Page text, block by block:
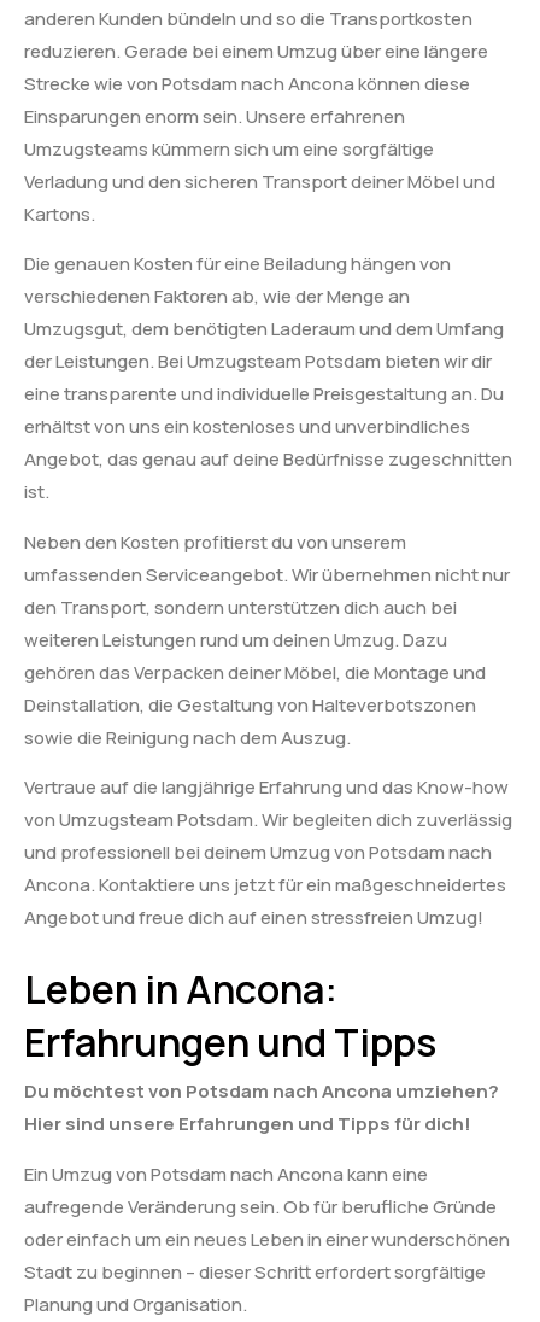
anderen Kunden bündeln und so die Transportkosten
reduzieren. Gerade bei einem Umzug über eine längere
Strecke wie von Potsdam nach Ancona können diese
Einsparungen enorm sein. Unsere erfahrenen
Umzugsteams kümmern sich um eine sorgfältige
Verladung und den sicheren Transport deiner Möbel und
Kartons.
Die genauen Kosten für eine Beiladung hängen von
verschiedenen Faktoren ab, wie der Menge an
Umzugsgut, dem benötigten Laderaum und dem Umfang
der Leistungen. Bei Umzugsteam Potsdam bieten wir dir
eine transparente und individuelle Preisgestaltung an. Du
erhältst von uns ein kostenloses und unverbindliches
Angebot, das genau auf deine Bedürfnisse zugeschnitten
ist.
Neben den Kosten profitierst du von unserem
umfassenden Serviceangebot. Wir übernehmen nicht nur
den Transport, sondern unterstützen dich auch bei
weiteren Leistungen rund um deinen Umzug. Dazu
gehören das Verpacken deiner Möbel, die Montage und
Deinstallation, die Gestaltung von Halteverbotszonen
sowie die Reinigung nach dem Auszug.
Vertraue auf die langjährige Erfahrung und das Know-how
von Umzugsteam Potsdam. Wir begleiten dich zuverlässig
und professionell bei deinem Umzug von Potsdam nach
Ancona. Kontaktiere uns jetzt für ein maßgeschneidertes
Angebot und freue dich auf einen stressfreien Umzug!
Leben in Ancona:
Erfahrungen und Tipps
Du möchtest von Potsdam nach Ancona umziehen?
Hier sind unsere Erfahrungen und Tipps für dich!
Ein Umzug von Potsdam nach Ancona kann eine
aufregende Veränderung sein. Ob für berufliche Gründe
oder einfach um ein neues Leben in einer wunderschönen
Stadt zu beginnen – dieser Schritt erfordert sorgfältige
Planung und Organisation.